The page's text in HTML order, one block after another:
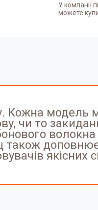
У компанії
можете
Кожна модель
чи то
волокна
також
якісних